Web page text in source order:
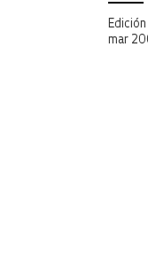
mar